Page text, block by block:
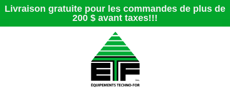
Livraison gratuite pour les commandes de plus de
200 $ avant taxes!!!